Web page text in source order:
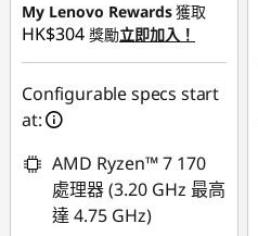
My Lenovo Rewards獲取
HK$304 獎勵立即加入！
Configurable specs start
at:
AMD Ryzen™ 7 170
處理器 (3.20 GHz 最高
達 4.75 GHz)